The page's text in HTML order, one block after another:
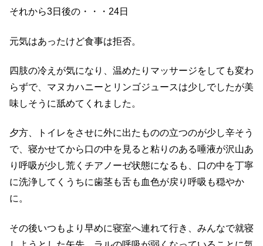
それから3日後の・・・24日
元気はあったけど食事は拒否。
四肢の冷えが気になり、温めたりマッサージをしても変わ
らずで、マヌカハニーとリンゴジュースは少しでしたが美
味しそうに舐めてくれました。
夕方、トイレをさせに外に出たものの立つのが少し辛そう
で、寝かせてから口の中を見ると粘りのある唾液が沢山あ
り呼吸が少し荒くチアノーゼ状態になるも、口の中を丁寧
に洗浄してくうちに歯茎も舌も血色が戻り呼吸も穏やか
に。
その後いつもより早めに寝室へ連れて行き、みんなで就寝